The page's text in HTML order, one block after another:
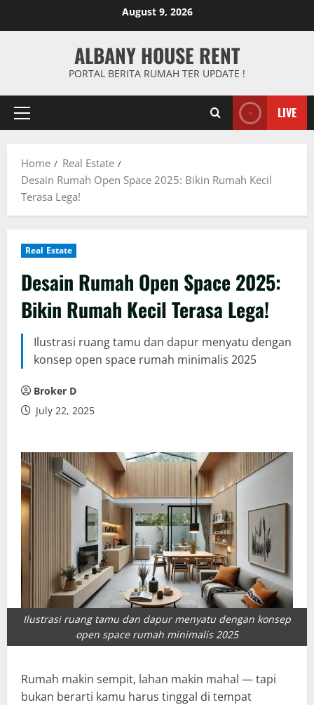
August 9, 2026
ALBANY HOUSE RENT
PORTAL BERITA RUMAH TER UPDATE !
Primary
LIVE
Home
Real Estate
Desain Rumah Open Space 2025: Bikin Rumah Kecil
Terasa Lega!
Real Estate
Desain Rumah Open Space 2025:
Bikin Rumah Kecil Terasa Lega!
Ilustrasi ruang tamu dan dapur menyatu dengan
konsep open space rumah minimalis 2025
Broker D
July 22, 2025
Ilustrasi ruang tamu dan dapur menyatu dengan konsep
open space rumah minimalis 2025
Rumah makin sempit, lahan makin mahal — tapi
bukan berarti kamu harus tinggal di tempat